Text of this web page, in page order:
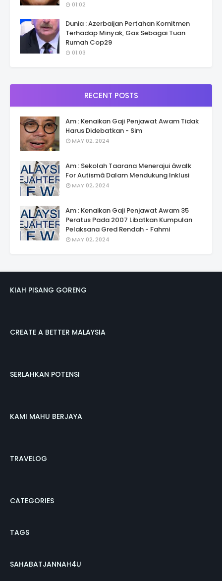
01:02
Dunia : Azerbaijan Pertahan Komitmen
Terhadap Minyak, Gas Sebagai Tuan
Rumah Cop29
01:03
RECENT POSTS
Am : Kenaikan Gaji Penjawat Awam Tidak
Harus Didebatkan - Sim
MAY 02, 2024
Am : Sekolah Taarana Menerajui âwalk
For Autismâ Dalam Mendukung Inklusi
MAY 02, 2024
Am : Kenaikan Gaji Penjawat Awam 35
Peratus Pada 2007 Libatkan Kumpulan
Pelaksana Gred Rendah - Fahmi
MAY 02, 2024
KIAH PISANG GORENG
CREATE A BETTER MALAYSIA
SERLAHKAN POTENSI
KAMI MAHU BERJAYA
TRAVELOG
CATEGORIES
TAGS
SAHABATJANNAH4U